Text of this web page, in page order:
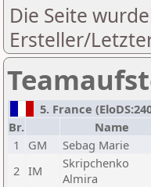
Die Seite
Ersteller/
5. France
Br.
Name
1
GM Sebag Marie
2 IM
Skripchenko
Almira